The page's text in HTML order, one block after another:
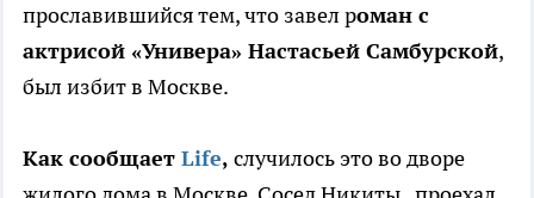
прославившийся тем, что завел роман с
актрисой «Универа» Настасьей Самбурской,
был избит в Москве.
Как сообщает Life, случилось это во дворе